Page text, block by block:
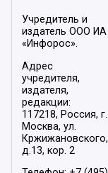
Учредитель и
издатель ООО ИА
«Инфорос».
Адрес
учредителя,
издателя,
редакции:
117218, Россия, г.
Москва, ул.
Кржижановского,
д.13, кор. 2